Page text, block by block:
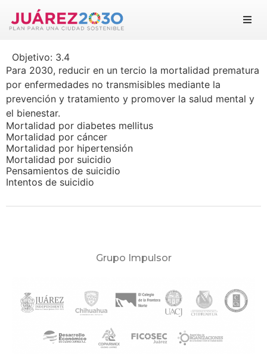
Suma tu esfuerzo
Objetivo: 3.4
Para 2030, reducir en un tercio la mortalidad prematura
por enfermedades no transmisibles mediante la
prevención y tratamiento y promover la salud mental y
el bienestar.
Mortalidad por diabetes mellitus
Mortalidad por cáncer
Mortalidad por hipertensión
Mortalidad por suicidio
Pensamientos de suicidio
Intentos de suicidio
Grupo Impulsor